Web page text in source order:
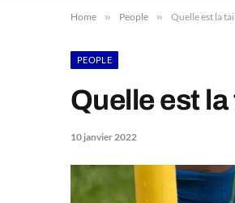
Home » People » Quelle est la
PEOPLE
Quelle est
10 janvier 2022